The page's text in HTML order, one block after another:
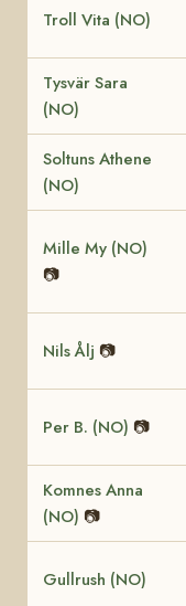
Troll Vita (NO)
Tysvär Sara
(NO)
Soltuns Athene
(NO)
Mille My (NO)
📷
Nils Ålj 📷
Per B. (NO) 📷
Komnes Anna
(NO) 📷
Gullrush (NO)